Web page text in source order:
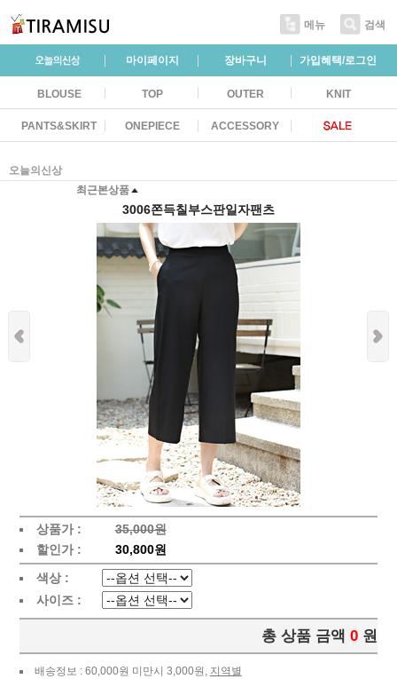
메뉴 검색
마이페이지 장바구니 가입혜택/로그인
BLOUSE TOP OUTER KNIT
PANTS&SKIRT ONEPIECE ACCESSORY
오늘의신상
최근본상품
3006쫀득칠부스판일자팬츠
상품가 :
35,000원
할인가 :
30,800원
색상 :
사이즈 :
총 상품 금액 0 원
배송정보 : 60,000원 미만시 3,000원, 지역별